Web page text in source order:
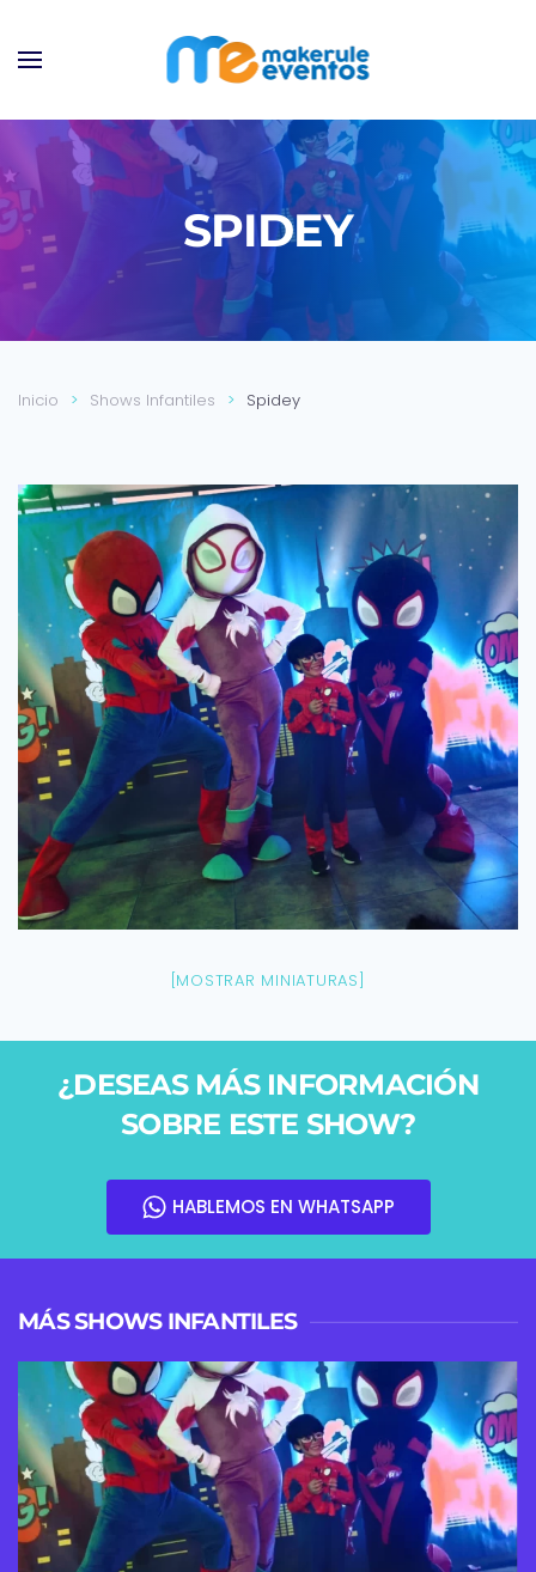
Ir al contenido principal
SPIDEY
Inicio Shows Infantiles Spidey
[MOSTRAR MINIATURAS]
¿DESEAS MÁS INFORMACIÓN
SOBRE ESTE SHOW?
HABLEMOS EN WHATSAPP
MÁS SHOWS INFANTILES
VER MÁS